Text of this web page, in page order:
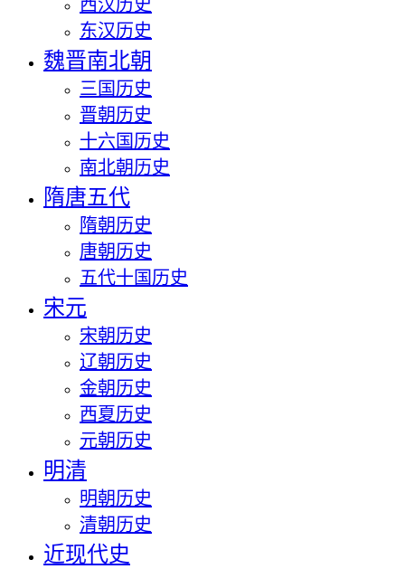
西汉历史
东汉历史
魏晋南北朝
三国历史
晋朝历史
十六国历史
南北朝历史
隋唐五代
隋朝历史
唐朝历史
五代十国历史
宋元
宋朝历史
辽朝历史
金朝历史
西夏历史
元朝历史
明清
明朝历史
清朝历史
近现代史